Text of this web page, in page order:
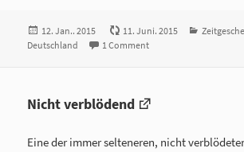
Veröffentlicht
am
12. Jan.. 2015 11. Juni. 2015
Deutschland
1 Comment
Nicht verblödend
Eine der immer selteneren, nicht